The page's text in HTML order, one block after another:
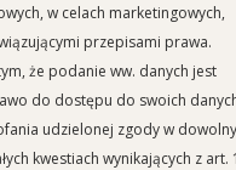
w celach marketingowych,
przepisami prawa.
że podanie ww. danych jest
do dostępu do swoich
udzielonej zgody w
kwestiach wynikających z art.